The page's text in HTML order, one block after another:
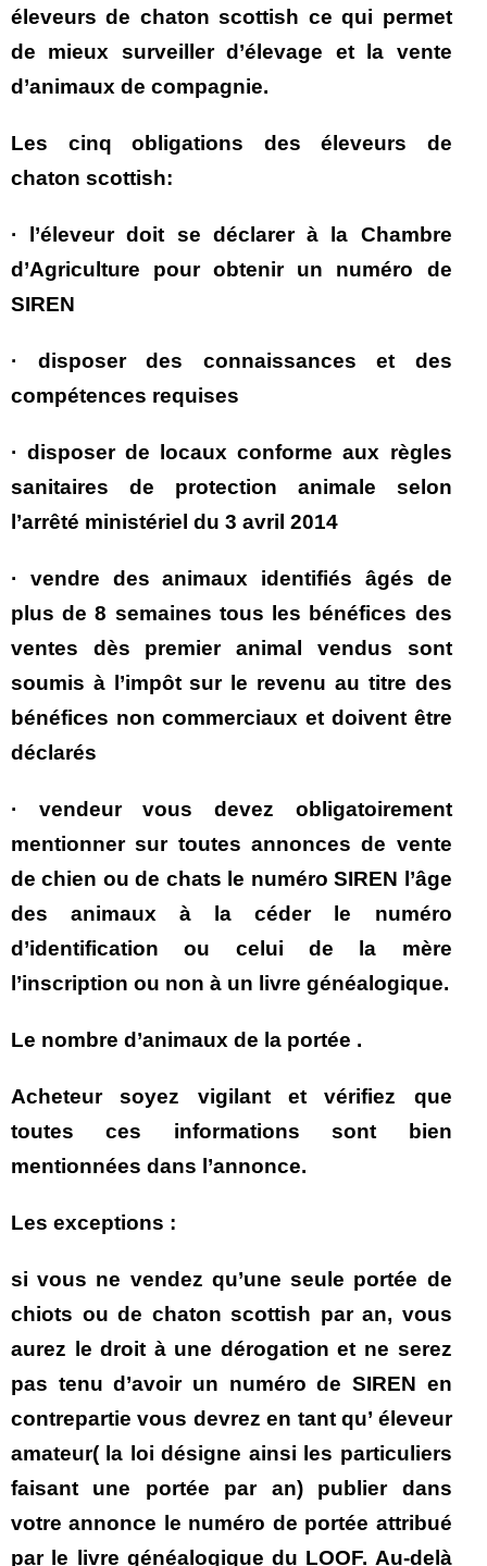
éleveurs de chaton scottish ce qui permet
de mieux surveiller d’élevage et la vente
d’animaux de compagnie.
Les cinq obligations des éleveurs de
chaton scottish:
· l’éleveur doit se déclarer à la Chambre
d’Agriculture pour obtenir un numéro de
SIREN
· disposer des connaissances et des
compétences requises
· disposer de locaux conforme aux règles
sanitaires de protection animale selon
l’arrêté ministériel du 3 avril 2014
· vendre des animaux identifiés âgés de
plus de 8 semaines tous les bénéfices des
ventes dès premier animal vendus sont
soumis à l’impôt sur le revenu au titre des
bénéfices non commerciaux et doivent être
déclarés
· vendeur vous devez obligatoirement
mentionner sur toutes annonces de vente
de chien ou de chats le numéro SIREN l’âge
des animaux à la céder le numéro
d’identification ou celui de la mère
l’inscription ou non à un livre généalogique.
Le nombre d’animaux de la portée .
Acheteur soyez vigilant et vérifiez que
toutes ces informations sont bien
mentionnées dans l’annonce.
Les exceptions :
si vous ne vendez qu’une seule portée de
chiots ou de chaton scottish par an, vous
aurez le droit à une dérogation et ne serez
pas tenu d’avoir un numéro de SIREN en
contrepartie vous devrez en tant qu’ éleveur
amateur( la loi désigne ainsi les particuliers
faisant une portée par an) publier dans
votre annonce le numéro de portée attribué
par le livre généalogique du LOOF. Au-delà